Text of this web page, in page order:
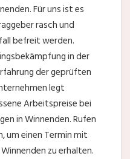
Für uns ist es
rasch und
befreit werden.
in der
der geprüften
legt
Arbeitspreise bei
in Winnenden. Rufen
um einen Termin mit
zu erhalten.